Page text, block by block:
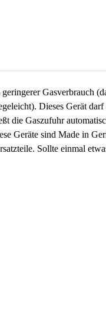
Gasverbrauch
Dieses Gerät
die Gaszufuhr
Geräte sind Made in
Sollte einmal